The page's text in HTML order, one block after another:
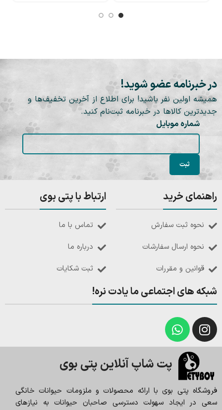
در خبرنامه عضو شوید!
همیشه اولین نفر باشید! برای اطلاع از آخرین تخفیف‌ها و
جدیدترین کالاها در خبرنامه ثبت‌نام کنید.
شماره موبایل
راهنمای خرید
نحوه ثبت سفارش
نحوه ارسال سفارشات
قوانین و مقررات
ارتباط با پتی بوی
تماس با ما
درباره ما
ثبت شکایات
شبکه های اجتماعی ما یادت نره!
پت شاپ آنلاین پتی بوی
فروشگاه پتی بوی با ارائه محصولات و ملزومات حیوانات خانگی
سعی در ایجاد سهولت دسترسی صاحبان حیوانات به نیازهای